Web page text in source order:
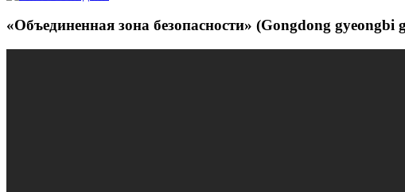
«Объединенная зона безопасности» (Gongdong gyeongbi